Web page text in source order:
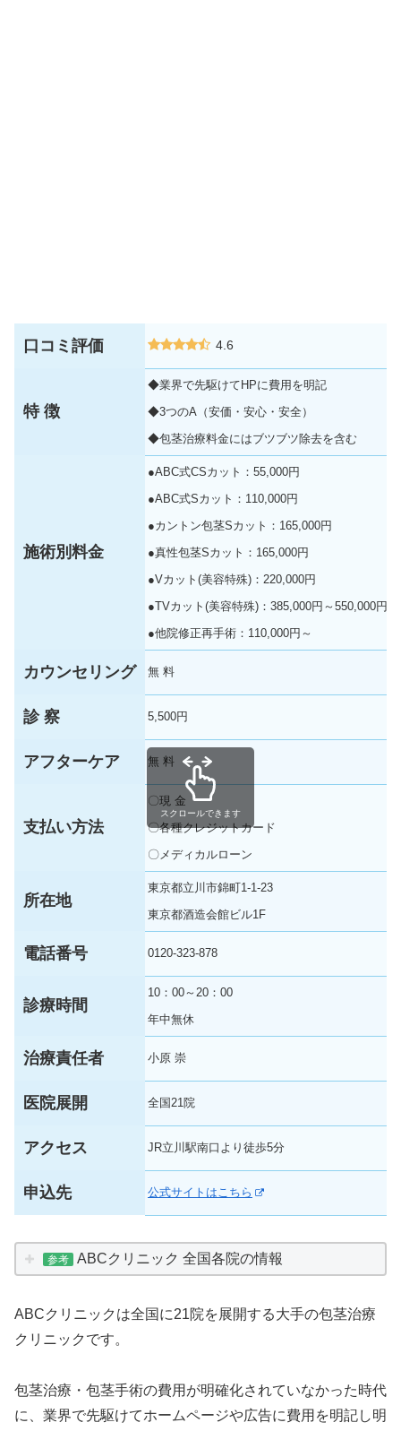
口コミ評価 4.6
特 徴
◆業界で先駆けてHPに費用を明記
◆3つのA（安価・安心・安全）
◆包茎治療料金にはブツブツ除去を含む
施術別料金
●ABC式CSカット：55,000円
●ABC式Sカット：110,000円
●カントン包茎Sカット：165,000円
●真性包茎Sカット：165,000円
●Vカット(美容特殊)：220,000円
●TVカット(美容特殊)：385,000円～550,000円
●他院修正再手術：110,000円～
カウンセリング 無 料
診 察 5,500円
アフターケア 無 料
支払い方法
〇現 金
〇各種クレジットカード
〇メディカルローン
所在地
東京都立川市錦町1-1-23
東京都酒造会館ビル1F
電話番号 0120-323-878
診療時間
10：00～20：00
年中無休
治療責任者 小原 崇
医院展開 全国21院
アクセス JR立川駅南口より徒歩5分
申込先 公式サイトはこちら
スクロールできます
参考 ABCクリニック 全国各院の情報
ABCクリニックは全国に21院を展開する大手の包茎治療
クリニックです。
包茎治療・包茎手術の費用が明確化されていなかった時代
に、業界で先駆けてホームページや広告に費用を明記し明